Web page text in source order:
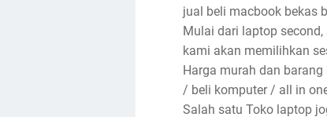
jual beli macbook bekas
Mulai dari laptop
kami akan memilihkan
Harga murah dan
/ beli komputer / all in
Salah satu Toko laptop